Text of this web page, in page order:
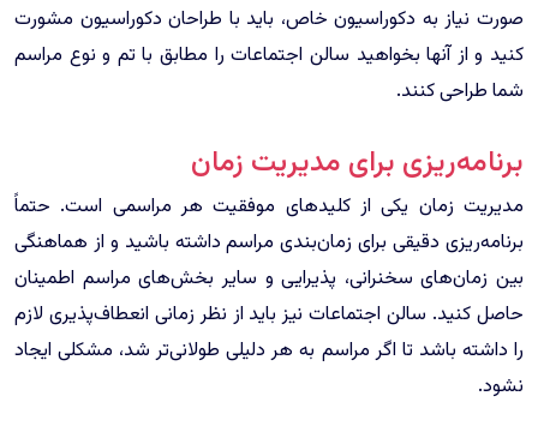
صورت نیاز به دکوراسیون خاص، باید با طراحان دکوراسیون مشورت
کنید و از آنها بخواهید سالن اجتماعات را مطابق با تم و نوع مراسم
شما طراحی کنند.
برنامه‌ریزی برای مدیریت زمان
مدیریت زمان یکی از کلیدهای موفقیت هر مراسمی است. حتماً
برنامه‌ریزی دقیقی برای زمان‌بندی مراسم داشته باشید و از هماهنگی
بین زمان‌های سخنرانی، پذیرایی و سایر بخش‌های مراسم اطمینان
حاصل کنید. سالن اجتماعات نیز باید از نظر زمانی انعطاف‌پذیری لازم
را داشته باشد تا اگر مراسم به هر دلیلی طولانی‌تر شد، مشکلی ایجاد
نشود.